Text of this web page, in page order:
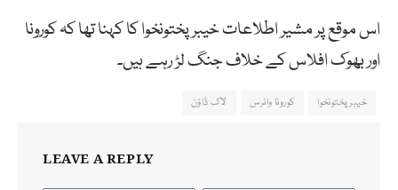
اس موقع پر مشیر اطلاعات خیبرپختونخوا کا کہنا تھا کہ کورونا
اور بھوک افلاس کے خلاف جنگ لڑ رہے ہیں۔
خیبرپختونخوا کورونا وائرس لاک ڈاؤن
LEAVE A REPLY